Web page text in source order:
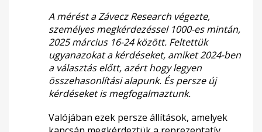
A mérést a Závecz Research végezte,
személyes megkérdezéssel 1000-es mintán,
2025 március 16-24 között. Feltettük
ugyanazokat a kérdéseket, amiket 2024-ben
a választás előtt, azért hogy legyen
összehasonlítási alapunk. És persze új
kérdéseket is megfogalmaztunk.
Valójában ezek persze állítások, amelyek